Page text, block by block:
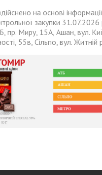
на основі
закупки 31.07.2026
пр. Миру, 15А, Ашан, вул.
55в, Сільпо, вул. Житній